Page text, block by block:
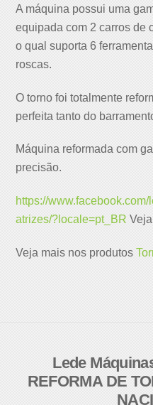
A máquina possui uma
equipada com 2 carros de
o qual suporta 6
roscas.
O torno foi totalmente
perfeita tanto do
Máquina reformada com
precisão.
https://
atrizes/?locale=pt_BR
Veja mais nos produtos
Lede
REFORMA DE